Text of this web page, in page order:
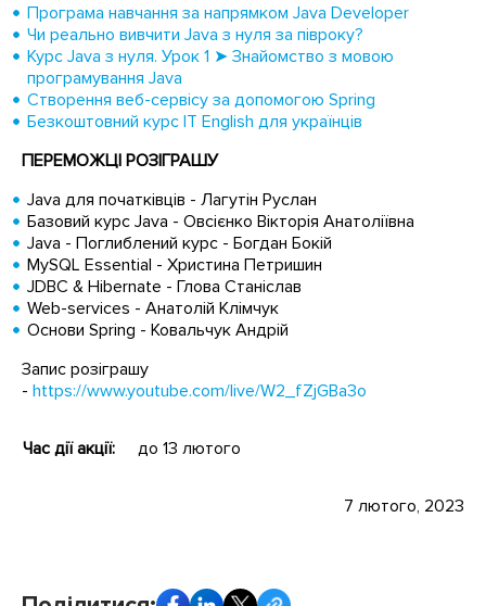
Програма навчання за напрямком Java Developer
Чи реально вивчити Java з нуля за півроку?
Курс Java з нуля. Урок 1 ➤ Знайомство з мовою
програмування Java
Створення веб-сервісу за допомогою Spring
Безкоштовний курс ІТ English для українців
ПЕРЕМОЖЦІ РОЗІГРАШУ
Java для початківців - Лагутін Руслан
Базовий курс Java - Овсієнко Вікторія Анатоліївна
Java - Поглиблений курс - Богдан Бокій
MySQL Essential - Христина Петришин
JDBC & Hibernate - Глова Станіслав
Web-services - Анатолій Клімчук
Основи Spring - Ковальчук Андрій
Запис розіграшу
- https://www.youtube.com/live/W2_fZjGBa3o
Час дії акції: до 13 лютого
7 лютого, 2023